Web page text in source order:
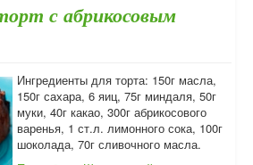
с абрикосовым
Ингредиенты для торта: 150г масла,
150г сахара, 6 яиц, 75г миндаля, 50г
муки, 40г какао, 300г абрикосового
варенья, 1 ст.л. лимонного сока, 100г
шоколада, 70г сливочного масла.